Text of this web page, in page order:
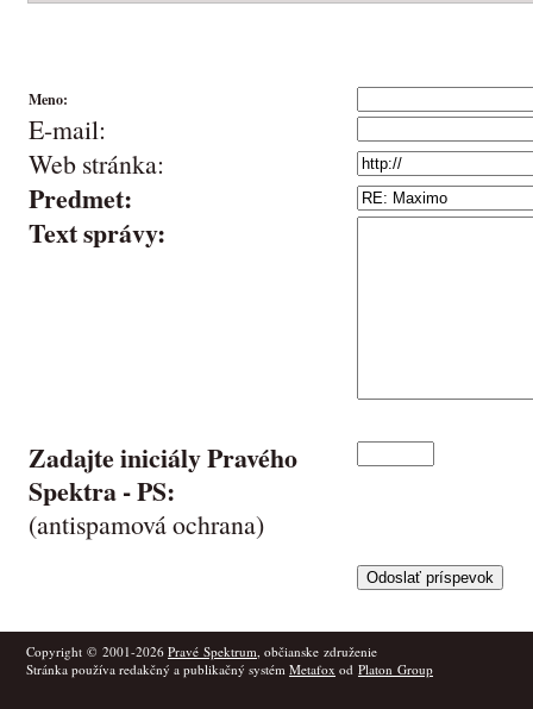
Meno:
E-mail:
Web stránka:
Predmet:
Text správy:
Zadajte iniciály Pravého
Spektra -PS:
(antispamová ochrana)
Copyright © 2001-2026 Pravé Spektrum, občianske združenie
Stránka používa redakčný a publikačný systém Metafox od Platon Group